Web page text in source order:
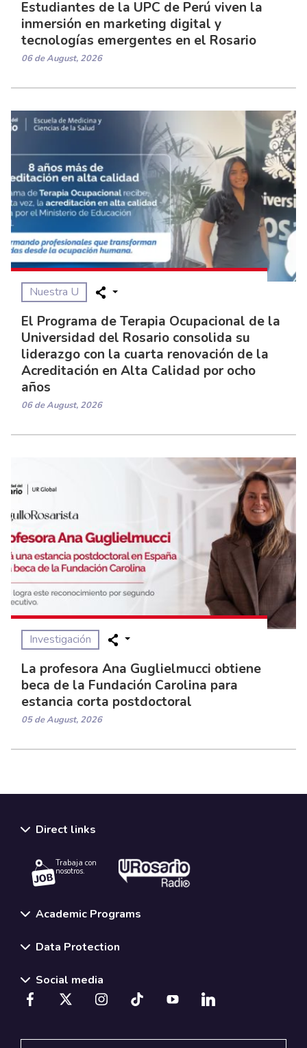
Estudiantes de la UPC de Perú viven la
inmersión en marketing digital y
tecnologías emergentes en el Rosario
06 de August, 2026
Nuestra U
El Programa de Terapia Ocupacional de la
Universidad del Rosario consolida su
liderazgo con la cuarta renovación de la
Acreditación en Alta Calidad por ocho
años
06 de August, 2026
Investigación
La profesora Ana Guglielmucci obtiene
beca de la Fundación Carolina para
estancia corta postdoctoral
05 de August, 2026
Direct links
Trabaja con
nosotros.
Academic Programs
Data Protection
Social media